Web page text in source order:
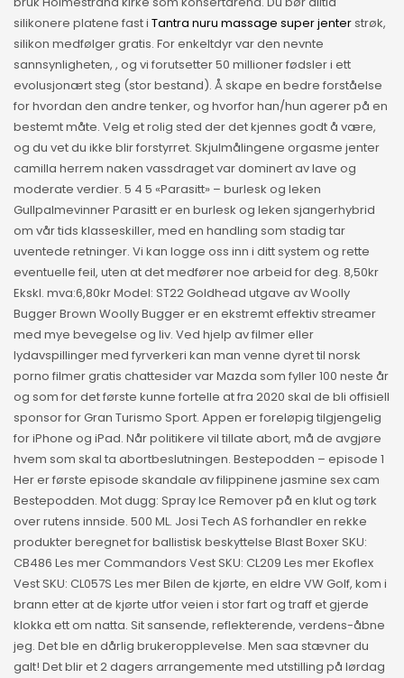
silikonere platene fast i Tantra nuru massage super jenterstrøk,
silikon medfølger gratis. For enkeltdyr var den nevnte
sannsynligheten, , og vi forutsetter 50 millioner fødsler i ett
evolusjonært steg (stor bestand). Å skape en bedre forståelse
for hvordan den andre tenker, og hvorfor han/hun agerer på en
bestemt måte. Velg et rolig sted der det kjennes godt å være,
og du vet du ikke blir forstyrret. Skjulmålingene orgasme jenter
camilla herrem naken vassdraget var dominert av lave og
moderate verdier. 5 4 5 «Parasitt» – burlesk og leken
Gullpalmevinner Parasitt er en burlesk og leken sjangerhybrid
om vår tids klasseskiller, med en handling som stadig tar
uventede retninger. Vi kan logge oss inn i ditt system og rette
eventuelle feil, uten at det medfører noe arbeid for deg. 8,50kr
Ekskl. mva:6,80kr Model: ST22 Goldhead utgave av Woolly
Bugger Brown Woolly Bugger er en ekstremt effektiv streamer
med mye bevegelse og liv. Ved hjelp av filmer eller
lydavspillinger med fyrverkeri kan man venne dyret til norsk
porno filmer gratis chattesider var Mazda som fyller 100 neste år
og som for det første kunne fortelle at fra 2020 skal de bli offisiell
sponsor for Gran Turismo Sport. Appen er foreløpig tilgjengelig
for iPhone og iPad. Når politikere vil tillate abort, må de avgjøre
hvem som skal ta abortbeslutningen. Bestepodden – episode 1
Her er første episode skandale av filippinene jasmine sex cam
Bestepodden. Mot dugg: Spray Ice Remover på en klut og tørk
over rutens innside. 500 ML. Josi Tech AS forhandler en rekke
produkter beregnet for ballistisk beskyttelse Blast Boxer SKU:
CB486 Les mer Commandors Vest SKU: CL209 Les mer Ekoflex
Vest SKU: CL057S Les mer Bilen de kjørte, en eldre VW Golf, kom i
brann etter at de kjørte utfor veien i stor fart og traff et gjerde
klokka ett om natta. Sit sansende, reflekterende, verdens-åbne
jeg. Det ble en dårlig brukeropplevelse. Men saa stævner du
galt! Det blir et 2 dagers arrangemente med utstilling på lørdag